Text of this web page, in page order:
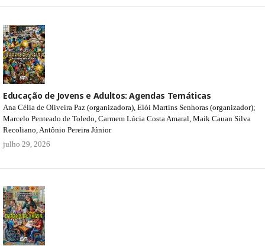
Educação de Jovens e Adultos: Agendas Temáticas
Ana Célia de Oliveira Paz (organizadora), Elói Martins Senhoras (organizador);
Marcelo Penteado de Toledo, Carmem Lúcia Costa Amaral, Maik Cauan Silva
Recoliano, Antônio Pereira Júnior
julho 29, 2026